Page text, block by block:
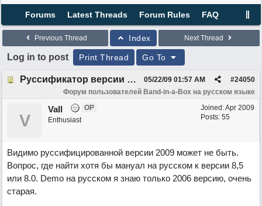
Forums Latest Threads Forum Rules FAQ
Previous Thread Index Next Thread
Log in to post Print Thread Go To
Руссификатор версии 2009 #24050
05/22/09 01:57 AM
Форум пользователей Band-in-a-Box на русском языке
Joined:Apr 2009
Posts: 55
V
Vall
OP
Enthusiast
Видимо руссифицированной версии 2009 может не быть.
Вопрос, где найти хотя бы мануал на русском к версии 8,5
или 8.0. Demo на русском я знаю только 2006 версию, очень
старая.